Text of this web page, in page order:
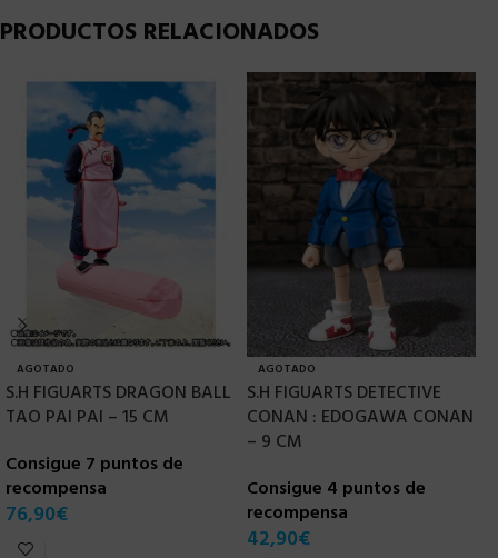
PRODUCTOS RELACIONADOS
AGOTADO
S.H FIGUARTS DRAGON BALL
TAO PAI PAI – 15 CM
Consigue 7 puntos de
recompensa
76,90€
AGOTADO
S.H FIGUARTS DETECTIVE
CONAN : EDOGAWA CONAN
– 9 CM
Consigue 4 puntos de
recompensa
42,90€